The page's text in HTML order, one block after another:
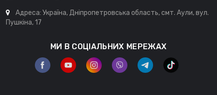
Адреса: Україна, Дніпропетровська область, смт. Аули, вул.
Пушкіна, 17
МИ В СОЦІАЛЬНИХ МЕРЕЖАХ